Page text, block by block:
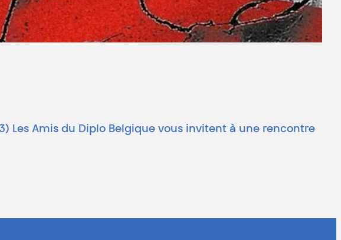
Les Amis du Diplo Belgique vous invitent à une rencontre